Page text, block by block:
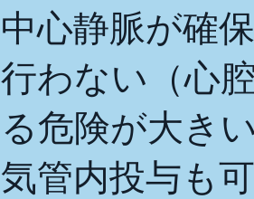
中心静脈が確
行わない（心
る危険が大き
気管内投与も